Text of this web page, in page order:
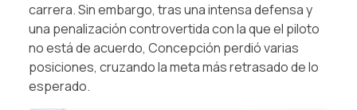
carrera. Sin embargo, tras una intensa defensa y
una penalización controvertida con la que el piloto
no está de acuerdo, Concepción perdió varias
posiciones, cruzando la meta más retrasado de lo
esperado.